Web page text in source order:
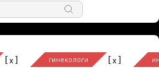
[x] гинекологи [x]